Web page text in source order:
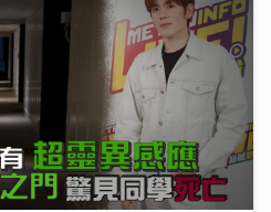
超靈異感應 首爆最火酒店撞
見同學死亡